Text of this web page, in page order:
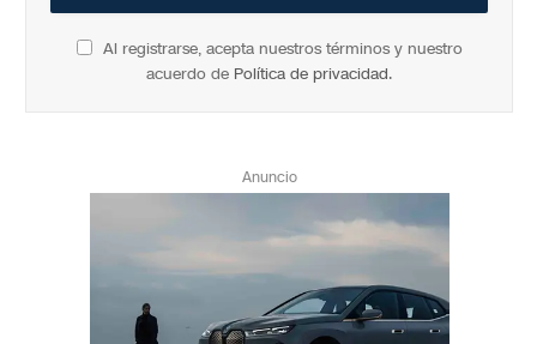
Al registrarse, acepta nuestros términos y nuestro
acuerdo de Política de privacidad.
Anuncio